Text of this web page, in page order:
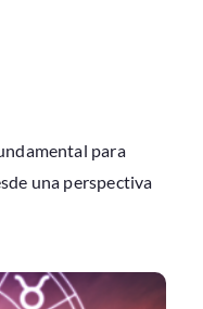
para
una perspectiva